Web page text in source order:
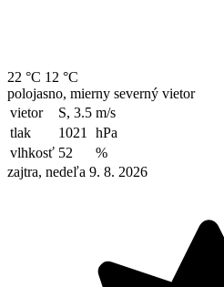
22 °C 12 °C
polojasno, mierny severný vietor
vietor
S, 3.5 m/s
tlak
1021
hPa
vlhkosť 52
%
zajtra, nedeľa 9. 8. 2026